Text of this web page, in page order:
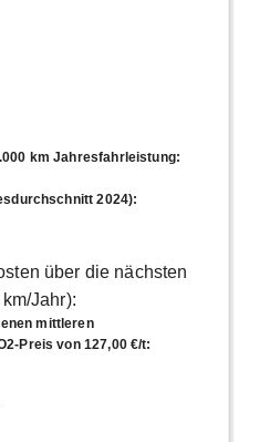
km Jahresfahrleistung:
2024):
über die nächsten
Jahr):
mittleren
Preis von 127,00 €/t: